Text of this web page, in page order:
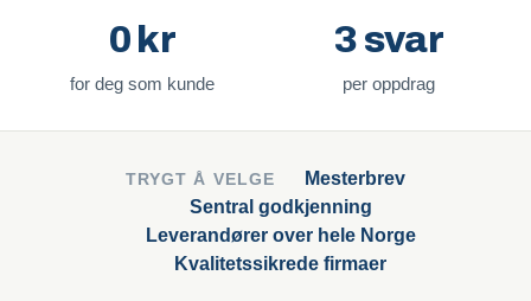
0 kr
for deg som kunde
3 svar
per oppdrag
TRYGT Å VELGE
Mesterbrev
Sentral godkjenning
Leverandører over hele Norge
Kvalitetssikrede firmaer